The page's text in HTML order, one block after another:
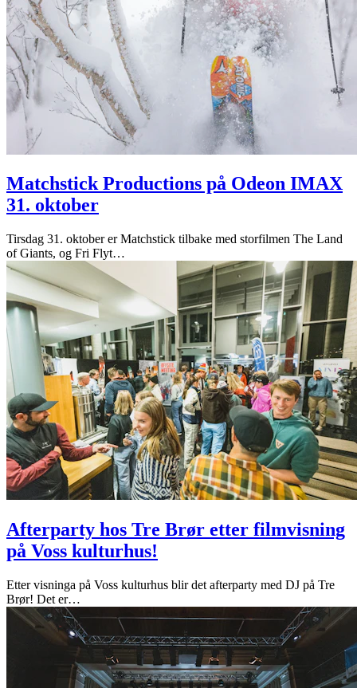
Matchstick Productions på Odeon IMAX
31. oktober
Tirsdag 31. oktober er Matchstick tilbake med storfilmen The Land
of Giants, og Fri Flyt…
Afterparty hos Tre Brør etter filmvisning
på Voss kulturhus!
Etter visninga på Voss kulturhus blir det afterparty med DJ på Tre
Brør! Det er…